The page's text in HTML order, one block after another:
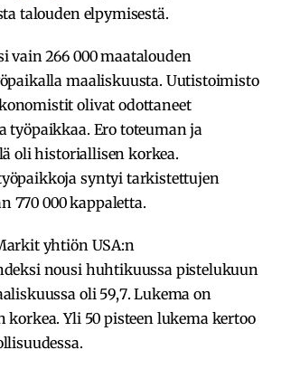
talouden elpymisestä.
vain 266 000 maatalouden
maaliskuusta. Uutistoimisto
olivat odottaneet
työpaikkaa. Ero toteuman ja
oli historiallisen korkea.
syntyi tarkistettujen
770 000 kappaletta.
yhtiön USA:n
nousi huhtikuussa pistelukuun
oli 59,7. Lukema on
korkea. Yli 50 pisteen lukema kertoo